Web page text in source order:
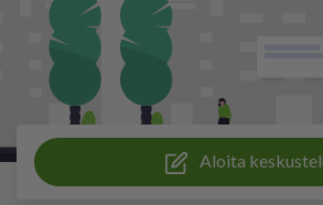
Aloita